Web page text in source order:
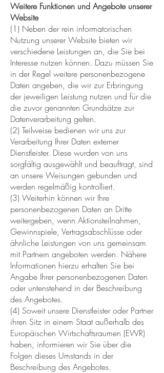
Weitere Funktionen und Angebote unserer
Website
(1) Neben der rein informatorischen
Nutzung unserer Website bieten wir
verschiedene Leistungen an, die Sie bei
Interesse nutzen können. Dazu müssen Sie
in der Regel weitere personenbezogene
Daten angeben, die wir zur Erbringung
der jeweiligen Leistung nutzen und für die
die zuvor genannten Grundsätze zur
Datenverarbeitung gelten.
(2) Teilweise bedienen wir uns zur
Verarbeitung Ihrer Daten externer
Dienstleister. Diese wurden von uns
sorgfältig ausgewählt und beauftragt, sind
an unsere Weisungen gebunden und
werden regelmäßig kontrolliert.
(3) Weiterhin können wir Ihre
personenbezogenen Daten an Dritte
weitergeben, wenn Aktionsteilnahmen,
Gewinnspiele, Vertragsabschlüsse oder
ähnliche Leistungen von uns gemeinsam
mit Partnern angeboten werden. Nähere
Informationen hierzu erhalten Sie bei
Angabe Ihrer personenbezogenen Daten
oder untenstehend in der Beschreibung
des Angebotes.
(4) Soweit unsere Dienstleister oder Partner
ihren Sitz in einem Staat außerhalb des
Europäischen Wirtschaftsraumen (EWR)
haben, informieren wir Sie über die
Folgen dieses Umstands in der
Beschreibung des Angebotes.